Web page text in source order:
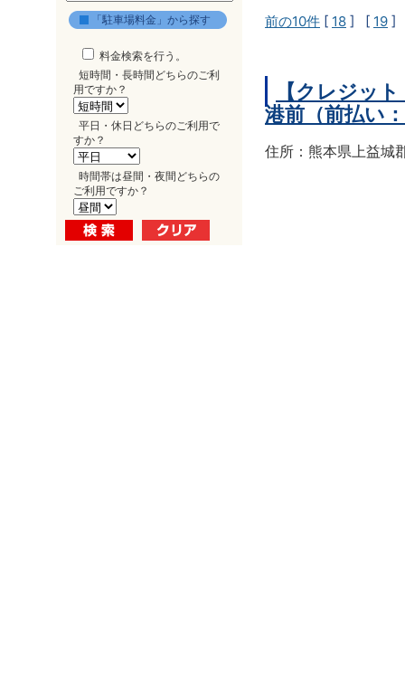
「駐車場料金」から探す
料金検索を行う。
短時間・長時間どちらのご利
用ですか？
平日・休日どちらのご利用で
すか？
時間帯は昼間・夜間どちらの
ご利用ですか？
前の10件 [ 18 ] [ 19 ]
【クレジッ
港前（前払い
住所：熊本県上益城